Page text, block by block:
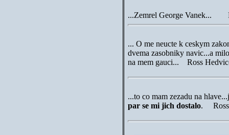
...Zemrel George Vanek...
... O me neucte k ceskym
dvema zasobniky navic...a
na mem gauci... Ross
...to co mam zezadu na
par se mi jich dostalo.